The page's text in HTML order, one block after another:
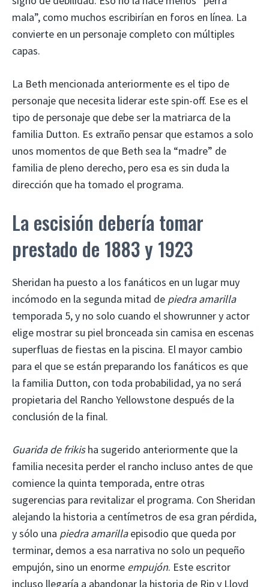
mala”, como muchos escribirían en foros en línea. La
convierte en un personaje completo con múltiples
capas.
La Beth mencionada anteriormente es el tipo de
personaje que necesita liderar este spin-off. Ese es el
tipo de personaje que debe ser la matriarca de la
familia Dutton. Es extraño pensar que estamos a solo
unos momentos de que Beth sea la “madre” de
familia de pleno derecho, pero esa es sin duda la
dirección que ha tomado el programa.
La escisión debería tomar
prestado de 1883 y 1923
Sheridan ha puesto a los fanáticos en un lugar muy
incómodo en la segunda mitad de piedra amarilla
temporada 5, y no solo cuando el showrunner y actor
elige mostrar su piel bronceada sin camisa en escenas
superfluas de fiestas en la piscina. El mayor cambio
para el que se están preparando los fanáticos es que
la familia Dutton, con toda probabilidad, ya no será
propietaria del Rancho Yellowstone después de la
conclusión de la final.
Guarida de frikisha sugerido anteriormente que la
familia necesita perder el rancho incluso antes de que
comience la quinta temporada, entre otras
sugerencias para revitalizar el programa. Con Sheridan
alejando la historia a centímetros de esa gran pérdida,
y sólo una piedra amarillaepisodio que queda por
terminar, demos a esa narrativa no solo un pequeño
empujón, sino un enorme empujón. Este escritor
incluso llegaría a abandonar la historia de Rip y Lloyd